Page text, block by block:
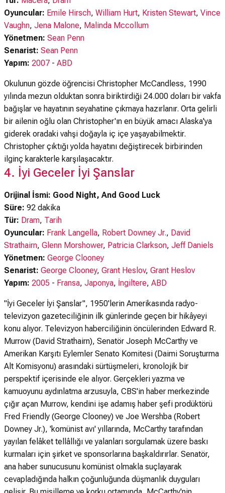
Oyuncular: Emile Hirsch, William Hurt, Kristen Stewart, Vince
Vaughn, Jena Malone, Malinda Mccollum
Yönetmen: Sean Penn
Senarist: Sean Penn
Yapım: 2007 - ABD
Okulunun gözde öğrencisi Christopher McCandless, 1990
yılında mezun olduktan sonra biriktirdiği 24.000 doları bir vakfa
bağışlar ve hayatının seyahatine çıkmaya hazırlanır. Orta gelirli
bir ailenin oğlu olan Christopher'ın en büyük amacı Alaska'ya
giderek oradaki vahşi doğayla iç içe yaşayabilmektir.
Christopher çıktığı yolda hayatını değiştirecek birbirinden
ilginç karakterle karşılaşacaktır.
4. İyi Geceler İyi Şanslar
Orijinal İsmi: Good Night, And Good Luck
Süre: 92 dakika
Tür: Dram, Tarih
Oyuncular: Frank Langella, Robert Downey Jr., David
Strathairn, Glenn Morshower, Patricia Clarkson, Jeff Daniels
Yönetmen: George Clooney
Senarist: George Clooney, Grant Heslov, Grant Heslov
Yapım: 2005 - Fransa, Japonya, İngiltere, ABD
"İyi Geceler İyi Şanslar", 1950'lerin Amerikasında radyo-
televizyon gazeteciliğinin ilk günlerinde geçen bir hikâyeyi
konu alıyor. Televizyon haberciliğinin öncülerinden Edward R.
Murrow (David Strathairn), Senatör Joseph McCarthy ve
Amerikan Karşıtı Eylemler Senato Komitesi (Daimi Soruşturma
Alt Komisyonu) arasındaki sürtüşmeleri, kronolojik bir
perspektif içerisinde ele alıyor. Gerçekleri yazma ve
kamuoyunu aydınlatma arzusuyla, CBS'in haber merkezinde
çığır açan Murrow, kendini işe adamış haber şefi prodüktörü
Fred Friendly (George Clooney) ve Joe Wershba (Robert
Downey Jr.), 'komünist avı' yıllarında, McCarthy tarafından
yayılan felâket tellâllığı ve yalanları sorgulamak üzere baskı
kurmaları için şirket ve sponsorlarına başkaldırırlar. Senatör,
ana haber sunucusunu komünist olmakla suçlayarak
cevapladığında halkın çoğunluğunda düşmanlık duyguları